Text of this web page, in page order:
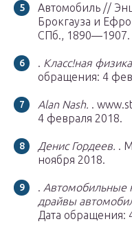
Автомобиль //
Брокгауза и
СПб., 1890—1907.
. Класс!ная физика
обращения: 4
Alan Nash. .
4 февраля 2018.
Денис Гордеев. .
ноября 2018.
. Автомобильные
драйвы
Дата обращения: